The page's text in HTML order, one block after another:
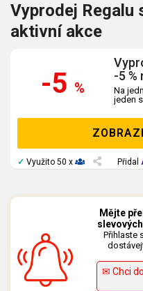
Vyprodej Regalu
aktivní akce
-5 %
-5 %
Na
jeden
✓ Využito 50 x Přidal
Mějte
Přihlaste
✉ Chci